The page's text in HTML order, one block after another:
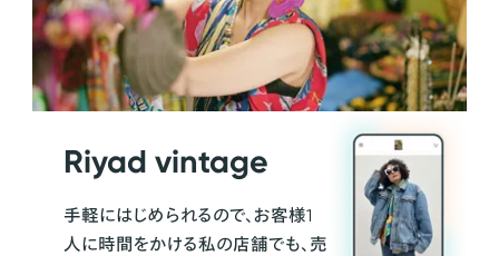
Riyad vintage
手軽にはじめられるので、お客様1
人に時間をかける私の店舗でも、売